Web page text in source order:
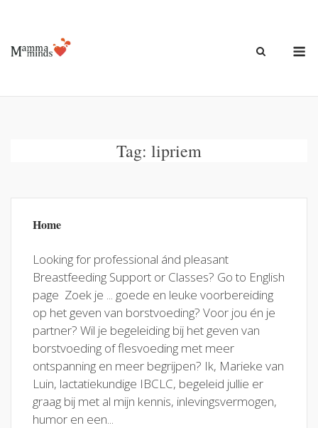
de
inhoud
Tag: lipriem
Home
Looking for professional ánd pleasant
Breastfeeding Support or Classes? Go to English
page Zoek je ... goede en leuke voorbereiding
op het geven van borstvoeding? Voor jou én je
partner? Wil je begeleiding bij het geven van
borstvoeding of flesvoeding met meer
ontspanning en meer begrijpen? Ik, Marieke van
Luin, lactatiekundige IBCLC, begeleid jullie er
graag bij met al mijn kennis, inlevingsvermogen,
humor en een...